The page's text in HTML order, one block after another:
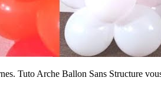
Tuto Arche Ballon Sans Structure